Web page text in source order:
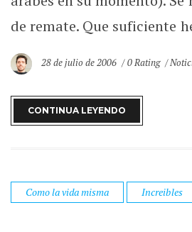
de remate. Que suficiente
28 de julio de 2006 0 Rating
CONTINUA LEYENDO
Como la vida misma Increibles